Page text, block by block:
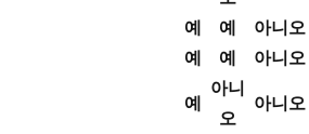
예 예
아니오
예 예
아니오
예
아니
오
아니오